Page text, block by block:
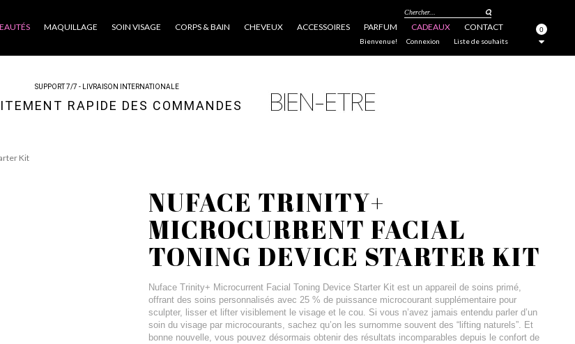
MAQUILLAGE SOIN VISAGE CORPS & BAIN CHEVEUX ACCESSOIRES PARFUM CADEAUX CONTACT
Chercher...
0
Liste de souhaits
Bienvenue! Connexion
SUPPORT 7/7 - LIVRAISON INTERNATIONALE
RAPIDE DES COMMANDES
Kit
NUFACE TRINITY+
MICROCURRENT FACIAL
TONING DEVICE STARTER KIT
Nuface Trinity+ Microcurrent Facial Toning Device Starter Kit est un appareil de soins primé,
offrant des soins personnalisés avec 25 % de puissance microcourant supplémentaire pour
sculpter, lisser et lifter visiblement le visage et le cou. Si vous n’avez jamais entendu parler d’un
soin du visage par microcourants, sachez qu’on les surnomme souvent des “lifting naturels”. Et
bonne nouvelle, vous pouvez désormais obtenir des résultats incomparables depuis le confort de